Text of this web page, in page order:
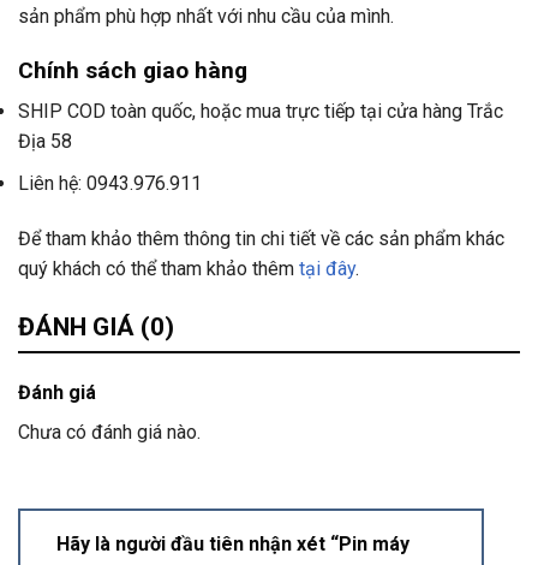
sản phẩm phù hợp nhất với nhu cầu của mình.
Chính sách giao hàng
SHIP COD toàn quốc, hoặc mua trực tiếp tại cửa hàng Trắc
Địa 58
Liên hệ: 0943.976.911
Để tham khảo thêm thông tin chi tiết về các sản phẩm khác
quý khách có thể tham khảo thêm tại đây.
ĐÁNH GIÁ (0)
Đánh giá
Chưa có đánh giá nào.
Hãy là người đầu tiên nhận xét “Pin máy